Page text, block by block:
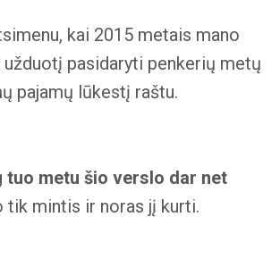
kai 2015 metais mano
pasidaryti penkerių metų
pajamų lūkestį raštu.
tuo metu šio verslo dar net
tik mintis ir noras jį kurti.